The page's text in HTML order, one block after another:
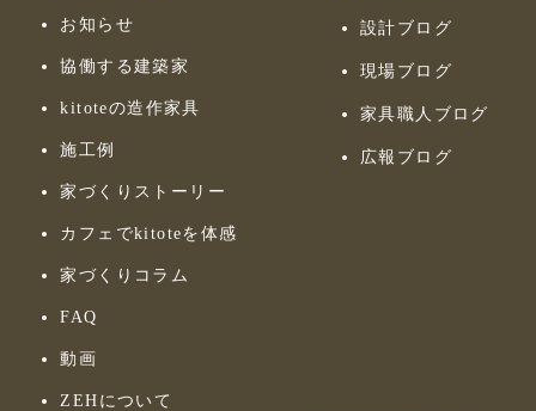
お知らせ
協働する建築家
kitoteの造作家具
施工例
家づくりストーリー
カフェでkitoteを体感
家づくりコラム
FAQ
動画
ZEHについて
設計ブログ
現場ブログ
家具職人ブログ
広報ブログ